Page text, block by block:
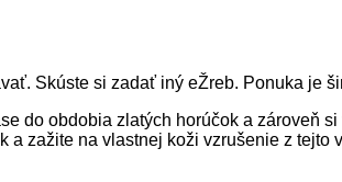
Skúste si zadať iný eŽreb. Ponuka je
do obdobia zlatých horúčok a zároveň
zažite na vlastnej koži vzrušenie z tejto